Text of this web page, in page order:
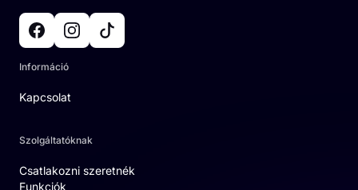
Információ
Kapcsolat
Szolgáltatóknak
Csatlakozni szeretnék
Funkciók